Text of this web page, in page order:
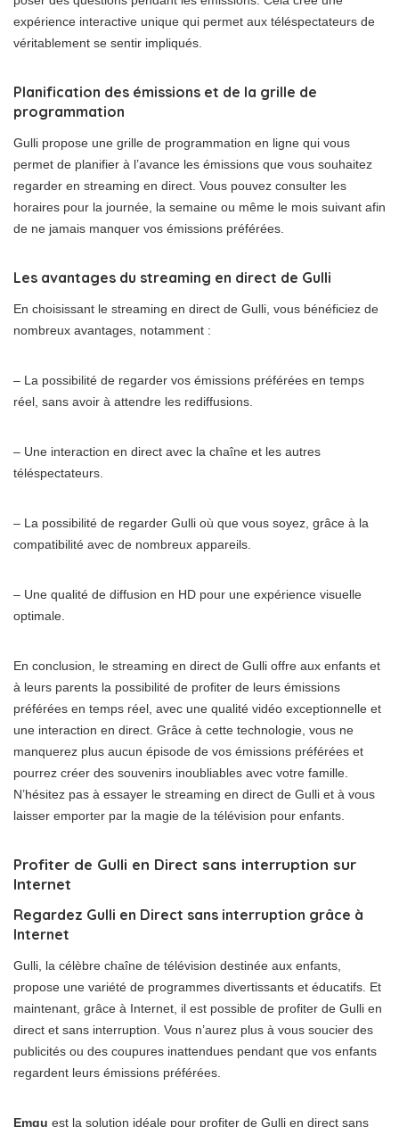
expérience interactive unique qui permet aux téléspectateurs de
véritablement se sentir impliqués.
Planification des émissions et de la grille de
programmation
Gulli propose une grille de programmation en ligne qui vous
permet de planifier à l’avance les émissions que vous souhaitez
regarder en streaming en direct. Vous pouvez consulter les
horaires pour la journée, la semaine ou même le mois suivant afin
de ne jamais manquer vos émissions préférées.
Les avantages du streaming en direct de Gulli
En choisissant le streaming en direct de Gulli, vous bénéficiez de
nombreux avantages, notamment :
– La possibilité de regarder vos émissions préférées en temps
réel, sans avoir à attendre les rediffusions.
– Une interaction en direct avec la chaîne et les autres
téléspectateurs.
– La possibilité de regarder Gulli où que vous soyez, grâce à la
compatibilité avec de nombreux appareils.
– Une qualité de diffusion en HD pour une expérience visuelle
optimale.
En conclusion, le streaming en direct de Gulli offre aux enfants et
à leurs parents la possibilité de profiter de leurs émissions
préférées en temps réel, avec une qualité vidéo exceptionnelle et
une interaction en direct. Grâce à cette technologie, vous ne
manquerez plus aucun épisode de vos émissions préférées et
pourrez créer des souvenirs inoubliables avec votre famille.
N’hésitez pas à essayer le streaming en direct de Gulli et à vous
laisser emporter par la magie de la télévision pour enfants.
Profiter de Gulli en Direct sans interruption sur
Internet
Regardez Gulli en Direct sans interruption grâce à
Internet
Gulli, la célèbre chaîne de télévision destinée aux enfants,
propose une variété de programmes divertissants et éducatifs. Et
maintenant, grâce à Internet, il est possible de profiter de Gulli en
direct et sans interruption. Vous n’aurez plus à vous soucier des
publicités ou des coupures inattendues pendant que vos enfants
regardent leurs émissions préférées.
Emgu est la solution idéale pour profiter de Gulli en direct sans